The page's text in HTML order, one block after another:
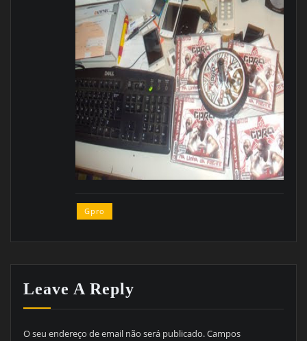
Gpro
Leave A Reply
O seu endereço de email não será publicado.Campos